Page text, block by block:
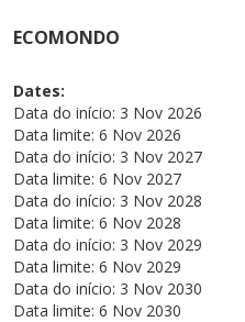
ECOMONDO
Dates:
Data do início: 3 Nov 2026
Data limite: 6 Nov 2026
Data do início: 3 Nov 2027
Data limite: 6 Nov 2027
Data do início: 3 Nov 2028
Data limite: 6 Nov 2028
Data do início: 3 Nov 2029
Data limite: 6 Nov 2029
Data do início: 3 Nov 2030
Data limite: 6 Nov 2030